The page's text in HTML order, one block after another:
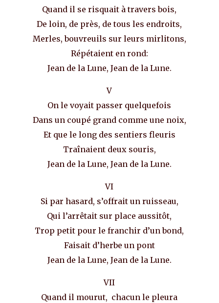
Quand il se risquait à travers bois,
De loin, de près, de tous les endroits,
Merles, bouvreuils sur leurs mirlitons,
Répétaient en rond:
Jean de la Lune, Jean de la Lune.
V
On le voyait passer quelquefois
Dans un coupé grand comme une noix,
Et que le long des sentiers fleuris
Traînaient deux souris,
Jean de la Lune, Jean de la Lune.
VI
Si par hasard, s’offrait un ruisseau,
Qui l’arrêtait sur place aussitôt,
Trop petit pour le franchir d’un bond,
Faisait d’herbe un pont
Jean de la Lune, Jean de la Lune.
VII
Quand il mourut, chacun le pleura